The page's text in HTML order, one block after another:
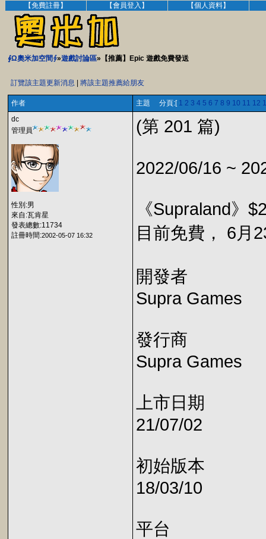
【免費註冊】 【會員登入】 【個人資料】
∮Ω奧米加空間∮»遊戲討論區»【推薦】Epic 遊戲免費發送
訂覽該主題更新消息 將該主題推薦給朋友
作者 主題 分頁:[ 1 2 3 4 5 6 7 8 9 10 11 12
dc
管理員
性別:男
來自:瓦肯星
發表總數:11734
註冊時間:2002-05-07 16:32
(第 201 篇)
2022/06/16 ~
《Supraland》
目前免費， 6月
開發者
Supra Games
發行商
Supra Games
上市日期
21/07/02
初始版本
18/03/10
平台